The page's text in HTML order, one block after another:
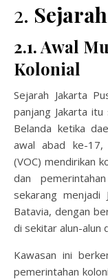
2.
2.1. Awal
Kolonial
Sejarah Jakarta
panjang Jakarta
Belanda ketika
awal abad ke-17,
(VOC) mendirikan
dan
sekarang menjadi
Batavia, dengan
di sekitar alun-alun
Kawasan ini
pemerintahan